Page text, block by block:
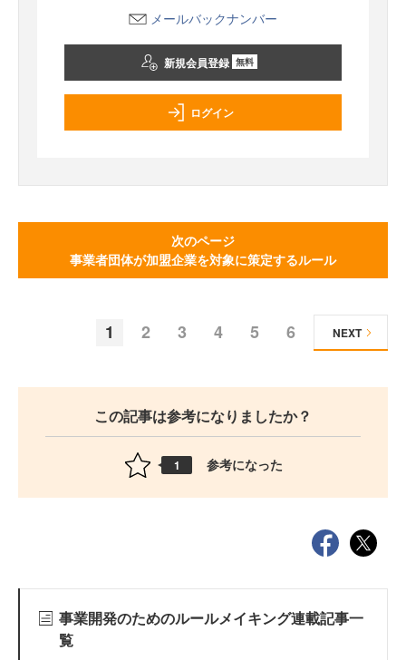
メールバックナンバー
新規会員登録 無料
ログイン
次のページ
事業者団体が加盟企業を対象に策定するルール
1 2 3 4 5 6 NEXT
この記事は参考になりましたか？
1 参考になった
事業開発のためのルールメイキング連載記事一
覧